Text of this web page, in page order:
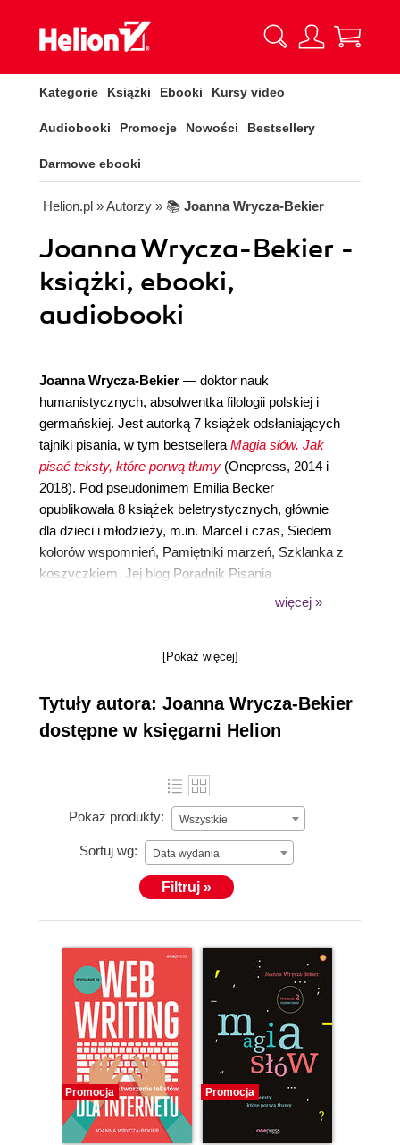
Kategorie Książki Ebooki Kursy video
Audiobooki Promocje Nowości Bestsellery
Darmowe ebooki
Helion.pl » Autorzy » 📚 Joanna Wrycza-Bekier
Joanna Wrycza-Bekier -
książki, ebooki,
audiobooki
Joanna Wrycza-Bekier — doktor nauk
humanistycznych, absolwentka filologii polskiej i
germańskiej. Jest autorką 7 książek odsłaniających
tajniki pisania, w tym bestsellera Magia słów. Jak
pisać teksty, które porwą tłumy (Onepress, 2014 i
2018). Pod pseudonimem Emilia Becker
opublikowała 8 książek beletrystycznych, głównie
dla dzieci i młodzieży, m.in. Marcel i czas, Siedem
kolorów wspomnień, Pamiętniki marzeń, Szklanka z
koszyczkiem. Jej blog Poradnik Pisania
) ma kilka tysięcywięcej »
[Pokaż więcej]
Tytuły autora: Joanna Wrycza-Bekier
dostępne w księgarni Helion
Pokaż produkty: Wszystkie
Sortuj wg: Data wydania
Filtruj »
Promocja Promocja